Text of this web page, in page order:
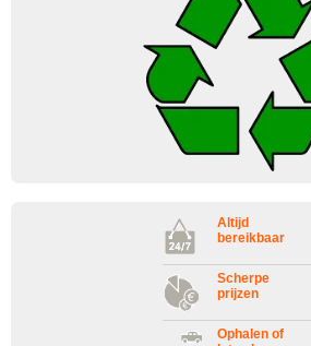
Altijd
bereikbaar
Scherpe
prijzen
Ophalen of